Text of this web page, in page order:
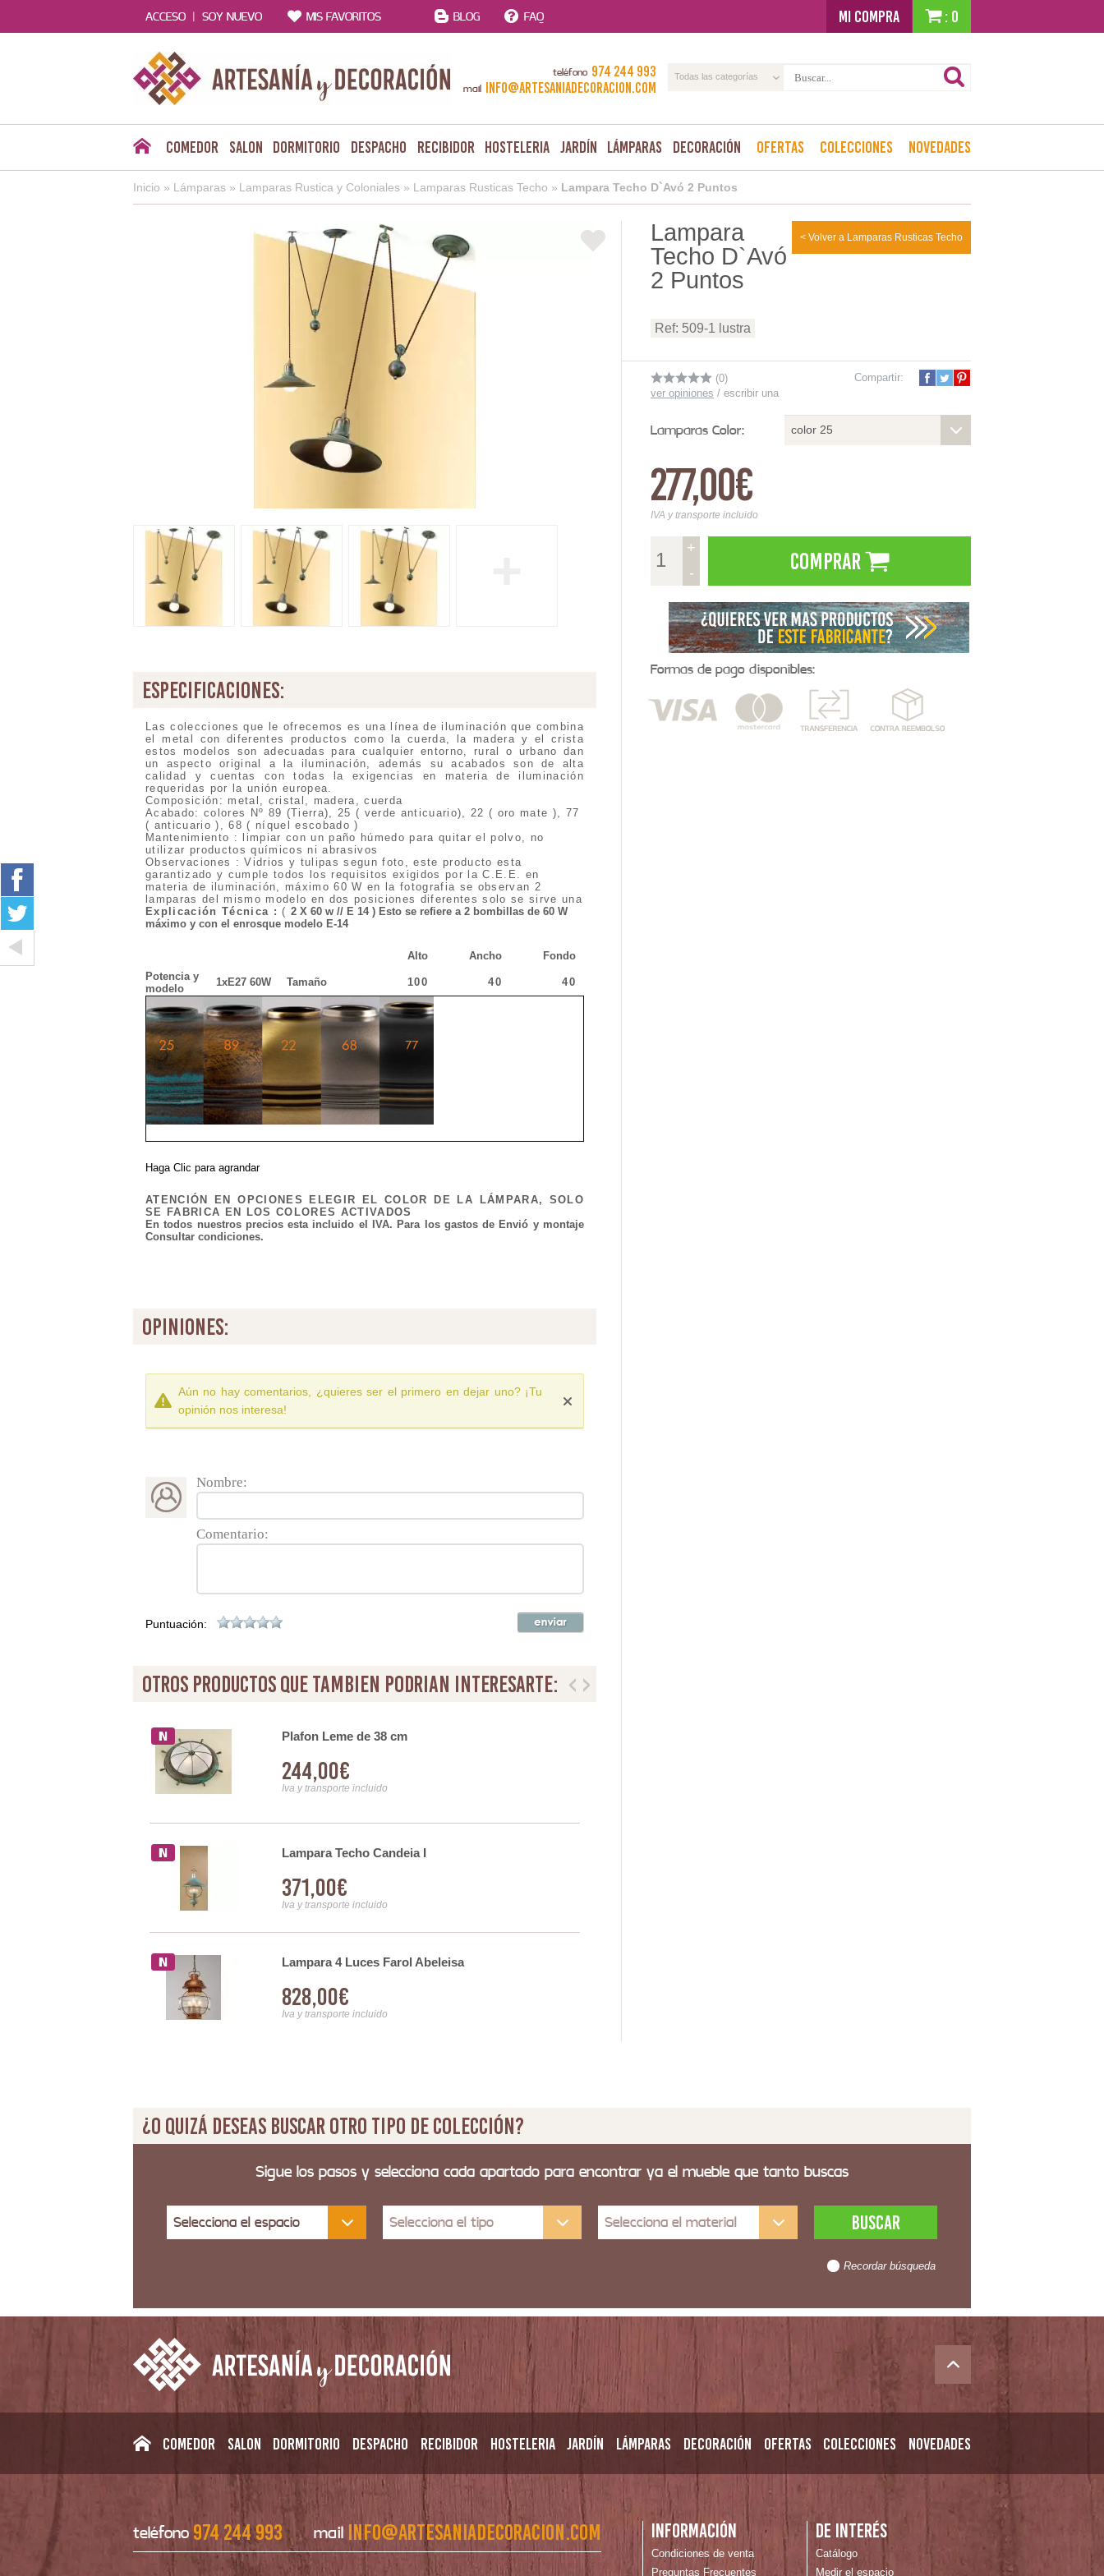
ACCESO | SOY NUEVO MIS FAVORITOS BLOG FAQ MI COMPRA : 0
teléfono 974 244 993
mail info@artesaniadecoracion.com
Todas las categorías
Comedor Salon Dormitorio Despacho Recibidor Hosteleria Jardín Lámparas Decoración Ofertas Colecciones Novedades
Inicio » Lámparas » Lamparas Rustica y Coloniales » Lamparas Rusticas Techo » Lampara Techo D`Avó 2 Puntos
especificaciones:
Las colecciones que le ofrecemos es una línea de iluminación que combina
el metal con diferentes productos como la cuerda, la madera y el crista
estos modelos son adecuadas para cualquier entorno, rural o urbano dan
un aspecto original a la iluminación, además su acabados son de alta
calidad y cuentas con todas la exigencias en materia de iluminación
requeridas por la unión europea.
Composición: metal, cristal, madera, cuerda
Acabado: colores Nº 89 (Tierra), 25 ( verde anticuario), 22 ( oro mate ), 77
( anticuario ), 68 ( níquel escobado )
Mantenimiento : limpiar con un paño húmedo para quitar el polvo, no
utilizar productos químicos ni abrasivos
Observaciones : Vidrios y tulipas segun foto, este producto esta
garantizado y cumple todos los requisitos exigidos por la C.E.E. en
materia de iluminación, máximo 60 W en la fotografia se observan 2
lamparas del mismo modelo en dos posiciones diferentes solo se sirve una
Explicación Técnica :(2 X 60 w // E 14 ) Esto se refiere a 2 bombillas de 60 W
máximo y con el enrosque modelo E-14
Alto Ancho
Fondo
Potencia y
modelo
1xE27 60W Tamaño 100 40 40
Haga Clic para agrandar
ATENCIÓN EN OPCIONES ELEGIR EL COLOR DE LA LÁMPARA, SOLO
SE FABRICA EN LOS COLORES ACTIVADOS
En todos nuestros precios esta incluido el IVA. Para los gastos de Envió y montaje
Consultar condiciones.
opiniones:
Aún no hay comentarios, ¿quieres ser el primero en dejar uno? ¡Tu
opinión nos interesa!
Nombre:
Comentario:
Puntuación:
otros productos que tambien podrian interesarte:
Plafon Leme de 38 cm
244,00€
Iva y transporte incluido
Lampara Techo Candeia I
371,00€
Iva y transporte incluido
Lampara 4 Luces Farol Abeleisa
828,00€
Iva y transporte incluido
< Volver a Lamparas Rusticas Techo
Lampara
Techo D`Avó
2 Puntos
Ref: 509-1 lustra
(0)
ver opiniones / escribir una
Compartir:
Lamparas Color: color 25
277,00€
IVA y transporte incluido
+
-
Comprar
Formas de pago disponibles:
¿O quizá deseas buscar otro tipo de colección?
Sigue los pasos y selecciona cada apartado para encontrar ya el mueble que tanto buscas
Selecciona el espacio Selecciona el tipo Selecciona el material
Recordar búsqueda
Comedor Salon Dormitorio Despacho Recibidor Hosteleria Jardín Lámparas Decoración Ofertas Colecciones Novedades
teléfono974 244 993 mail info@artesaniadecoracion.com Información
Condiciones de venta
Preguntas Frecuentes
De interés
Catálogo
Medir el espacio